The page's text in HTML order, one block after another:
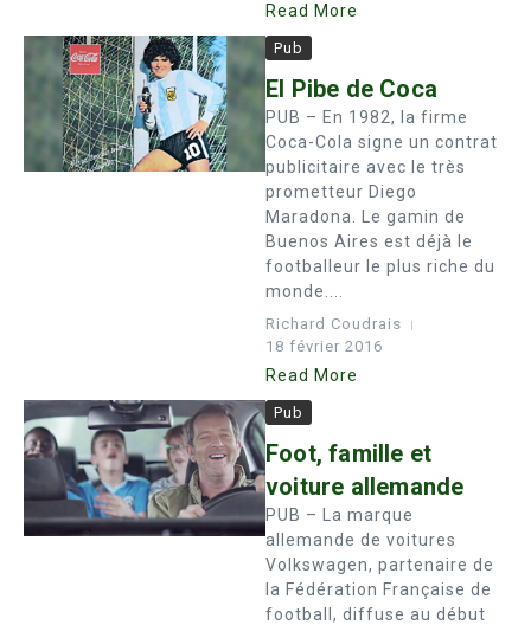
Read More
Pub
El Pibe de Coca
PUB – En 1982, la firme
Coca-Cola signe un contrat
publicitaire avec le très
prometteur Diego
Maradona. Le gamin de
Buenos Aires est déjà le
footballeur le plus riche du
monde....
Richard Coudrais
18 février 2016
Read More
Pub
Foot, famille et
voiture allemande
PUB – La marque
allemande de voitures
Volkswagen, partenaire de
la Fédération Française de
football, diffuse au début